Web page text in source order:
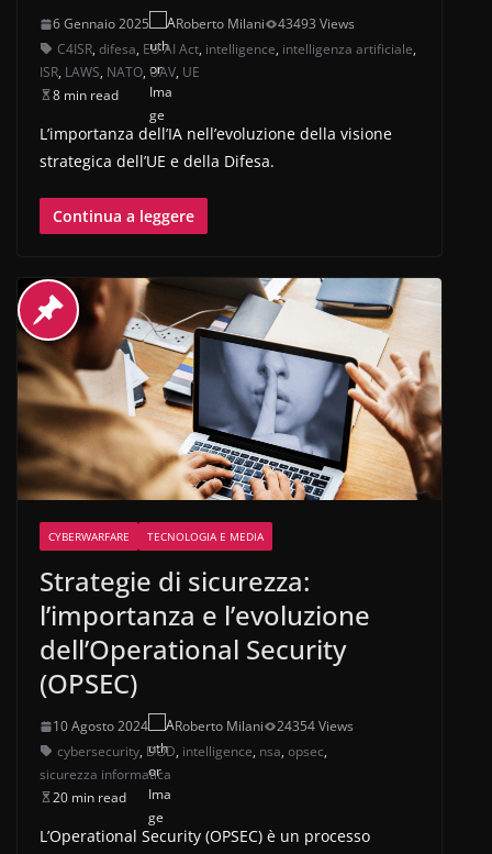
6 Gennaio 2025 Roberto Milani
43493 Views
C4ISR, difesa, EU AI Act, intelligence, intelligenza artificiale,
ISR, LAWS, NATO, UAV, UE
8 min read
L’importanza dell’IA nell’evoluzione della visione
strategica dell’UE e della Difesa.
Continua a leggere
CYBERWARFARE TECNOLOGIA E MEDIA
Strategie di sicurezza:
l’importanza e l’evoluzione
dell’Operational Security
(OPSEC)
10 Agosto 2024 Roberto Milani
24354 Views
cybersecurity, DOD, intelligence, nsa, opsec,
sicurezza informatica
20 min read
L’Operational Security (OPSEC) è un processo